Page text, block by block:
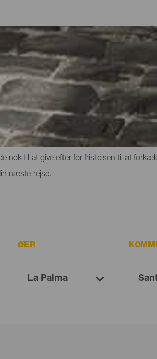
shoppe på La Palma?
altid et godt minde, men ikke altid
at gå på opdagelse i de maleriske gader
fulde af forskellige eksempler på
nok til at give efter for fristelsen til at
næste rejse.
ØER